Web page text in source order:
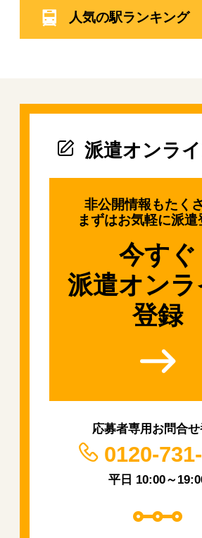
人気の駅ランキング
派遣オンラ
非公開情報もたくさ
まずはお気軽に派遣
今すぐ
派遣オンラ
登録
応募者専用お問合
0120-
平日 10:00～